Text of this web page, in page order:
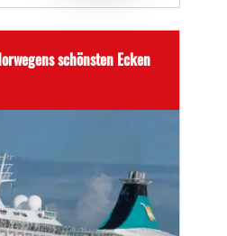
schönsten Ecken